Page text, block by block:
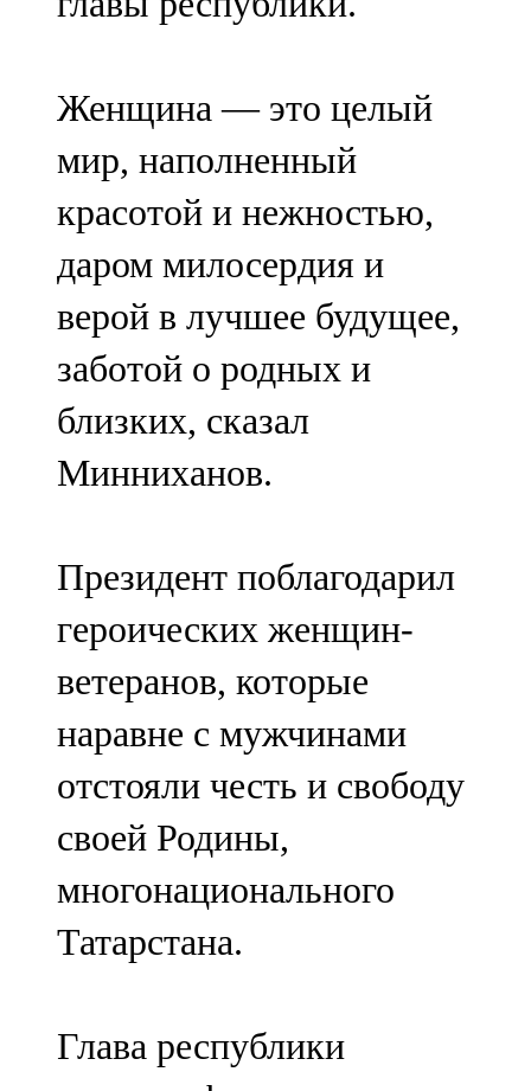
Сарман
Теләче
106,1 FM
Түбән Кама
102,6 FM
Чирмешән
107,7 FM
Чистай
103,0 FM
91,0 FM
Шәмәрдән
102,3 FM
Яңа чишмә
107,0 FM
Яр Чаллы
105,5 FM
Женщина — это целый
мир, наполненный
красотой и нежностью,
даром милосердия и
верой в лучшее будущее,
заботой о родных и
близких, сказал
Минниханов.
Президент поблагодарил
героических женщин-
ветеранов, которые
наравне с мужчинами
отстояли честь и свободу
своей Родины,
многонационального
Татарстана.
Глава республики